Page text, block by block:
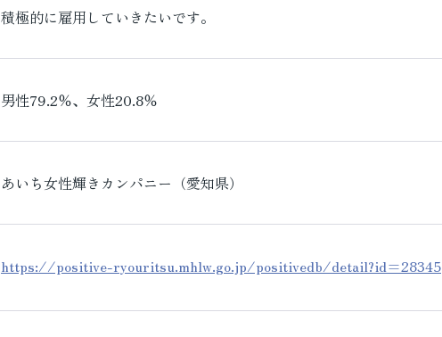
積極的に雇用していきたいです。
男性79.2％、女性20.8％
あいち女性輝きカンパニー（愛知県）
https://positive-ryouritsu.mhlw.go.jp/positivedb/detail?id=28345